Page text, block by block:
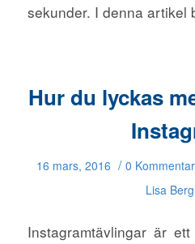
sekunder. I denna artikel
Hur du lyckas
16 mars, 2016 / 0
Lisa
Instagramtävlingar är